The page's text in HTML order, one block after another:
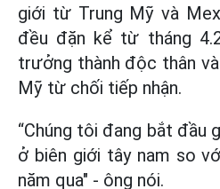
giới từ Trung Mỹ và
đều đặn kể từ tháng
trưởng thành độc thân
Mỹ từ chối tiếp nhận.
“Chúng tôi đang bắt đầu
ở biên giới tây nam so
năm qua" - ông nói.